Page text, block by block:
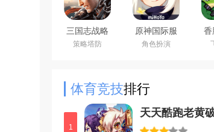
三国志战略
版安卓灵犀
客户端3D最
策略塔防
原神国际服
(Genshin
Impact)下载
角色扮演
香
体育竞技排行
1
天天酷跑老黄